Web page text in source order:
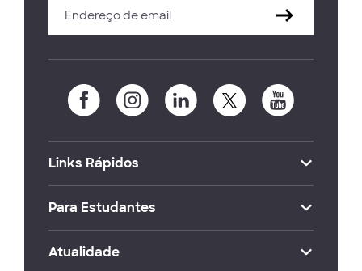
Links Rápidos
Para Estudantes
Atualidade